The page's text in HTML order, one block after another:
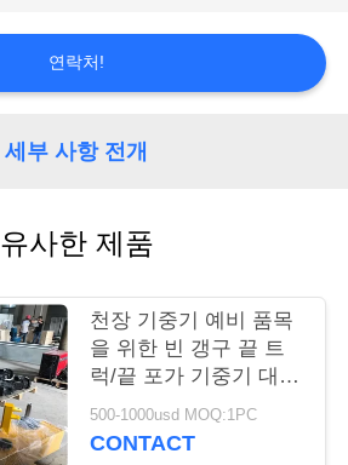
연락처!
세부 사항 전개
유사한 제품
천장 기중기 예비 품목
을 위한 빈 갱구 끝 트
럭/끝 포가 기중기 대차
작풍
500-1000usd MOQ:1PC
CONTACT